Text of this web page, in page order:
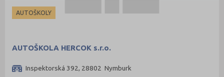
Kladno (129)
Klatovy (69)
Kroměříž (96)
Kutná Hora (66)
AUTOŠKOLY
AUTOŠKOLA HERCOK s.r.o.
Inspektorská 392, 28802 Nymburk